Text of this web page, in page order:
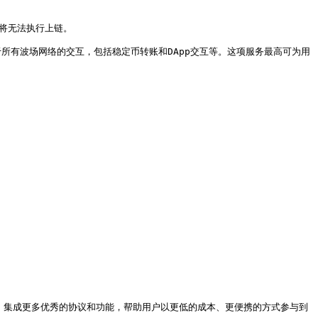
无法执行上链。
络的交互，包括稳定币转账和DApp交互等。这项服务最高可为用